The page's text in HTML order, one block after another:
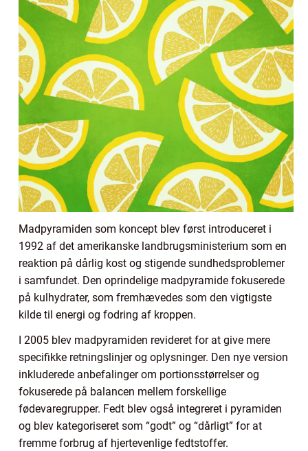
Madpyramiden som koncept blev først introduceret i
1992 af det amerikanske landbrugsministerium som en
reaktion på dårlig kost og stigende sundhedsproblemer
i samfundet. Den oprindelige madpyramide fokuserede
på kulhydrater, som fremhævedes som den vigtigste
kilde til energi og fodring af kroppen.
I 2005 blev madpyramiden revideret for at give mere
specifikke retningslinjer og oplysninger. Den nye version
inkluderede anbefalinger om portionsstørrelser og
fokuserede på balancen mellem forskellige
fødevaregrupper. Fedt blev også integreret i pyramiden
og blev kategoriseret som “godt” og “dårligt” for at
fremme forbrug af hjertevenlige fedtstoffer.